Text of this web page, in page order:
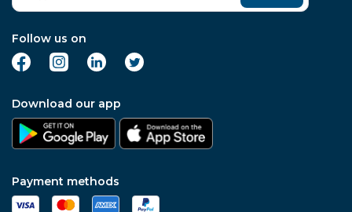
Follow us on
Download our app
Payment methods